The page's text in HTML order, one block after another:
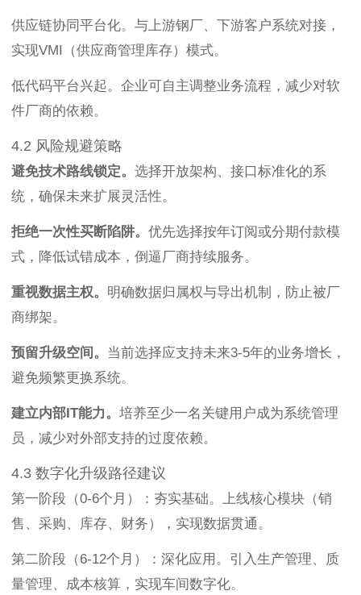
供应链协同平台化。与上游钢厂、下游客户系统对接，
实现VMI（供应商管理库存）模式。
低代码平台兴起。企业可自主调整业务流程，减少对软
件厂商的依赖。
4.2 风险规避策略
避免技术路线锁定。 选择开放架构、接口标准化的系
统，确保未来扩展灵活性。
拒绝一次性买断陷阱。 优先选择按年订阅或分期付款模
式，降低试错成本，倒逼厂商持续服务。
重视数据主权。 明确数据归属权与导出机制，防止被厂
商绑架。
预留升级空间。 当前选择应支持未来3-5年的业务增长，
避免频繁更换系统。
建立内部IT能力。 培养至少一名关键用户成为系统管理
员，减少对外部支持的过度依赖。
4.3 数字化升级路径建议
第一阶段（0-6个月）：夯实基础。上线核心模块（销
售、采购、库存、财务），实现数据贯通。
第二阶段（6-12个月）：深化应用。引入生产管理、质
量管理、成本核算，实现车间数字化。